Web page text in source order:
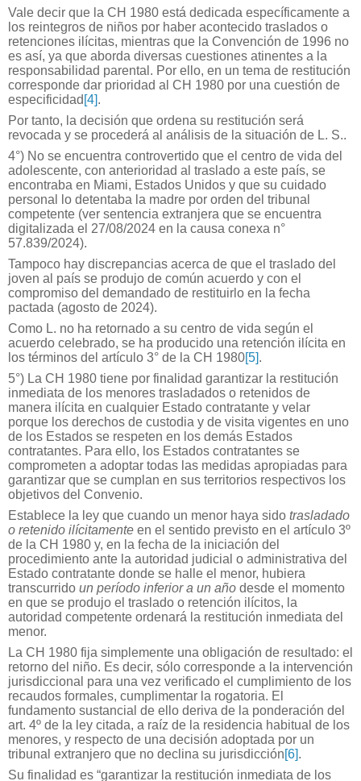
Vale decir que la CH 1980 está dedicada específicamente a
los reintegros de niños por haber acontecido traslados o
retenciones ilícitas, mientras que la Convención de 1996 no
es así, ya que aborda diversas cuestiones atinentes a la
responsabilidad parental. Por ello, en un tema de restitución
corresponde dar prioridad al CH 1980 por una cuestión de
especificidad [4].
Por tanto, la decisión que ordena su restitución será
revocada y se procederá al análisis de la situación de L. S..
4°) No se encuentra controvertido que el centro de vida del
adolescente, con anterioridad al traslado a este país, se
encontraba en Miami, Estados Unidos y que su cuidado
personal lo detentaba la madre por orden del tribunal
competente (ver sentencia extranjera que se encuentra
digitalizada el 27/08/2024 en la causa conexa n°
57.839/2024).
Tampoco hay discrepancias acerca de que el traslado del
joven al país se produjo de común acuerdo y con el
compromiso del demandado de restituirlo en la fecha
pactada (agosto de 2024).
Como L. no ha retornado a su centro de vida según el
acuerdo celebrado, se ha producido una retención ilícita en
los términos del artículo 3° de la CH 1980[5].
5°) La CH 1980 tiene por finalidad garantizar la restitución
inmediata de los menores trasladados o retenidos de
manera ilícita en cualquier Estado contratante y velar
porque los derechos de custodia y de visita vigentes en uno
de los Estados se respeten en los demás Estados
contratantes. Para ello, los Estados contratantes se
comprometen a adoptar todas las medidas apropiadas para
garantizar que se cumplan en sus territorios respectivos los
objetivos del Convenio.
Establece la ley que cuando un menor haya sido trasladado
o retenido ilícitamente en el sentido previsto en el artículo 3º
de la CH 1980 y, en la fecha de la iniciación del
procedimiento ante la autoridad judicial o administrativa del
Estado contratante donde se halle el menor, hubiera
transcurrido un período inferior a un año desde el momento
en que se produjo el traslado o retención ilícitos, la
autoridad competente ordenará la restitución inmediata del
menor.
La CH 1980 fija simplemente una obligación de resultado: el
retorno del niño. Es decir, sólo corresponde a la intervención
jurisdiccional para una vez verificado el cumplimiento de los
recaudos formales, cumplimentar la rogatoria. El
fundamento sustancial de ello deriva de la ponderación del
art. 4º de la ley citada, a raíz de la residencia habitual de los
menores, y respecto de una decisión adoptada por un
tribunal extranjero que no declina su jurisdicción[6].
Su finalidad es “garantizar la restitución inmediata de los